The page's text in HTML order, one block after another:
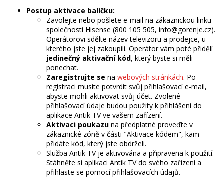
Postup aktivace balíčku:
Zavolejte nebo pošlete e-mail na zákaznickou linku
společnosti Hisense (800 105 505, info@gorenje.cz).
Operátorovi sdělte název televizoru a prodejce, u
kterého jste jej zakoupili. Operátor vám poté přidělí
jedinečný aktivační kód, který byste si měli
ponechat.
Zaregistrujte se nawebových stránkách. Po
registraci musíte potvrdit svůj přihlašovací e-mail,
abyste mohli aktivovat svůj účet. Zvolené
přihlašovací údaje budou použity k přihlášení do
aplikace Antik TV ve vašem zařízení.
Aktivaci poukazu na předplatné proveďte v
zákaznické zóně v části "Aktivace kódem", kam
přidáte kód, který jste obdrželi.
Služba Antik TV je aktivována a připravena k použití.
Stáhněte si aplikaci Antik TV do svého zařízení a
přihlaste se pomocí přihlašovacích údajů.